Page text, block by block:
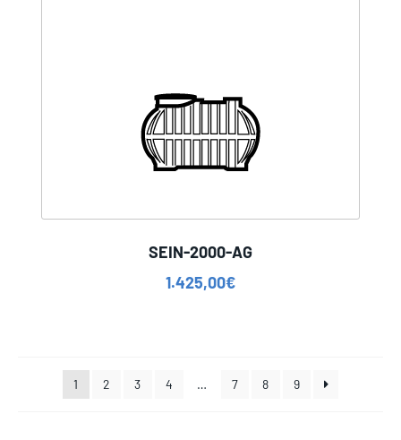
SEIN-2000-AG
1.425,00€
1 2 3 4 … 7 8 9